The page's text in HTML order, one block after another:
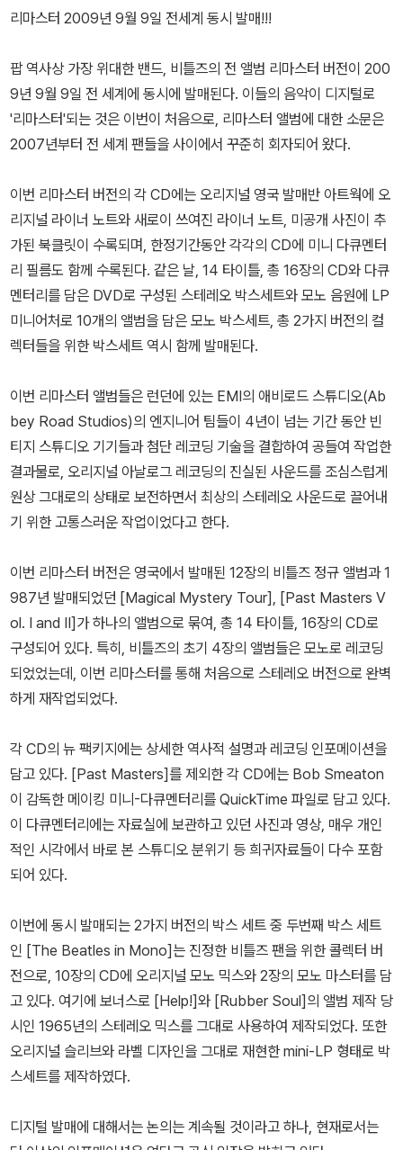
리마스터 2009년 9월 9일 전세계 동시 발매!!!
팝 역사상 가장 위대한 밴드, 비틀즈의 전 앨범 리마스터 버전이 200
9년 9월 9일 전 세계에 동시에 발매된다. 이들의 음악이 디지털로
'리마스터'되는 것은 이번이 처음으로, 리마스터 앨범에 대한 소문은
2007년부터 전 세계 팬들을 사이에서 꾸준히 회자되어 왔다.
이번 리마스터 버전의 각 CD에는 오리지널 영국 발매반 아트웍에 오
리지널 라이너 노트와 새로이 쓰여진 라이너 노트, 미공개 사진이 추
가된 북클릿이 수록되며, 한정기간동안 각각의 CD에 미니 다큐멘터
리 필름도 함께 수록된다. 같은 날, 14 타이틀, 총 16장의 CD와 다큐
멘터리를 담은 DVD로 구성된 스테레오 박스세트와 모노 음원에 LP
미니어처로 10개의 앨범을 담은 모노 박스세트, 총 2가지 버전의 컬
렉터들을 위한 박스세트 역시 함께 발매된다.
이번 리마스터 앨범들은 런던에 있는 EMI의 애비로드 스튜디오(Ab
bey Road Studios)의 엔지니어 팀들이 4년이 넘는 기간 동안 빈
티지 스튜디오 기기들과 첨단 레코딩 기술을 결합하여 공들여 작업한
결과물로, 오리지널 아날로그 레코딩의 진실된 사운드를 조심스럽게
원상 그대로의 상태로 보전하면서 최상의 스테레오 사운드로 끌어내
기 위한 고통스러운 작업이었다고 한다.
이번 리마스터 버전은 영국에서 발매된 12장의 비틀즈 정규 앨범과 1
987년 발매되었던 [Magical Mystery Tour], [Past Masters V
ol. I and II]가 하나의 앨범으로 묶여, 총 14 타이틀, 16장의 CD로
구성되어 있다. 특히, 비틀즈의 초기 4장의 앨범들은 모노로 레코딩
되었었는데, 이번 리마스터를 통해 처음으로 스테레오 버전으로 완벽
하게 재작업되었다.
각 CD의 뉴 팩키지에는 상세한 역사적 설명과 레코딩 인포메이션을
담고 있다. [Past Masters]를 제외한 각 CD에는 Bob Smeaton
이 감독한 메이킹 미니-다큐멘터리를 QuickTime 파일로 담고 있다.
이 다큐멘터리에는 자료실에 보관하고 있던 사진과 영상, 매우 개인
적인 시각에서 바로 본 스튜디오 분위기 등 희귀자료들이 다수 포함
되어 있다.
이번에 동시 발매되는 2가지 버전의 박스 세트 중 두번째 박스 세트
인 [The Beatles in Mono]는 진정한 비틀즈 팬을 위한 콜렉터 버
전으로, 10장의 CD에 오리지널 모노 믹스와 2장의 모노 마스터를 담
고 있다. 여기에 보너스로 [Help!]와 [Rubber Soul]의 앨범 제작 당
시인 1965년의 스테레오 믹스를 그대로 사용하여 제작되었다. 또한
오리지널 슬리브와 라벨 디자인을 그대로 재현한 mini-LP 형태로 박
스세트를 제작하였다.
디지털 발매에 대해서는 논의는 계속될 것이라고 하나, 현재로서는